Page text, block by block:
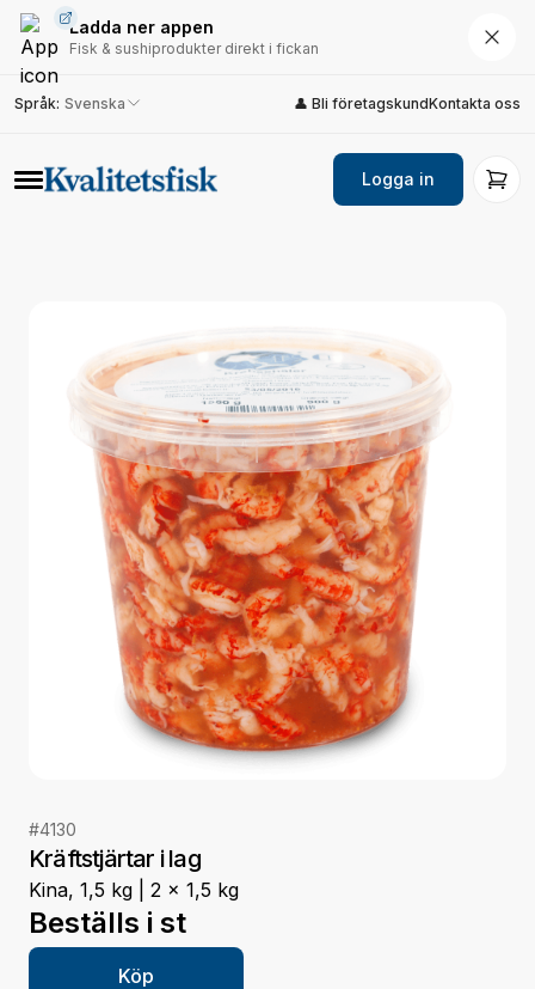
Ladda ner appen
Fisk & sushiprodukter direkt i fickan
Språk: Svenska 👤 Bli företagskundKontakta oss
Logga in
#4130
Kräftstjärtar i lag
Kina, 1,5 kg | 2 x 1,5 kg
Beställs i st
Köp